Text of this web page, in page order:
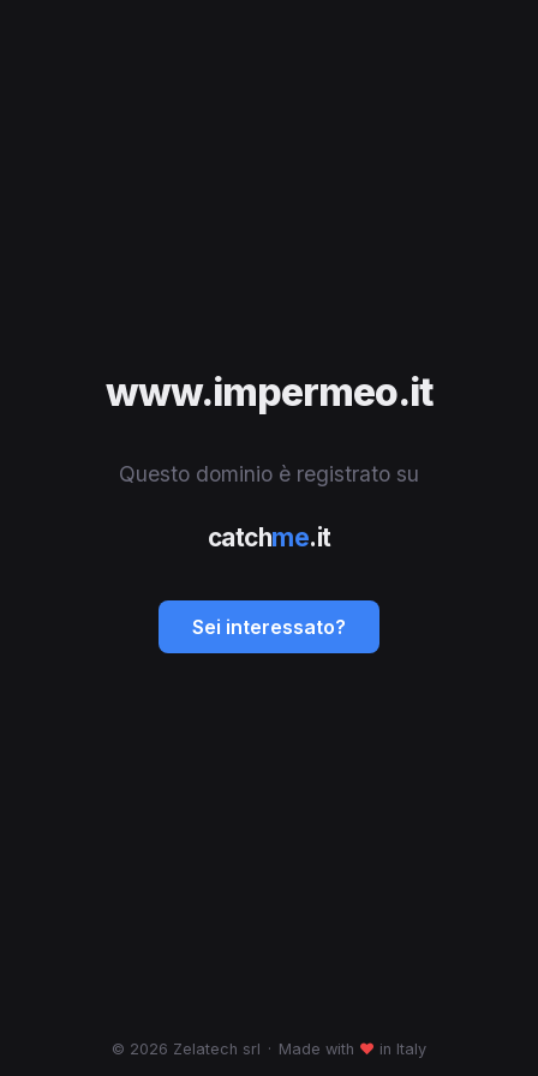
www.impermeo.it
Questo dominio è registrato su
catchme.it
Sei interessato?
© 2026 Zelatech srl · Made with ♥ in Italy